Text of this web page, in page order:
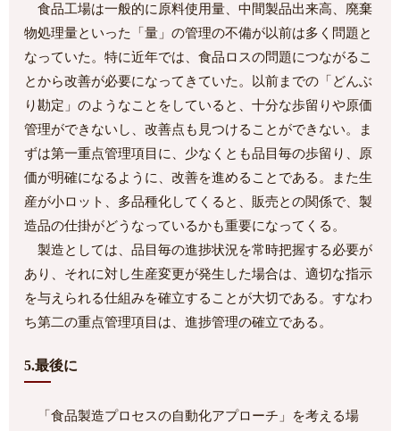
食品工場は一般的に原料使用量、中間製品出来高、廃棄
物処理量といった「量」の管理の不備が以前は多く問題と
なっていた。特に近年では、食品ロスの問題につながるこ
とから改善が必要になってきていた。以前までの「どんぶ
り勘定」のようなことをしていると、十分な歩留りや原価
管理ができないし、改善点も見つけることができない。ま
ずは第一重点管理項目に、少なくとも品目毎の歩留り、原
価が明確になるように、改善を進めることである。また生
産が小ロット、多品種化してくると、販売との関係で、製
造品の仕掛がどうなっているかも重要になってくる。
製造としては、品目毎の進捗状況を常時把握する必要が
あり、それに対し生産変更が発生した場合は、適切な指示
を与えられる仕組みを確立することが大切である。すなわ
ち第二の重点管理項目は、進捗管理の確立である。
5.最後に
「食品製造プロセスの自動化アプローチ」を考える場